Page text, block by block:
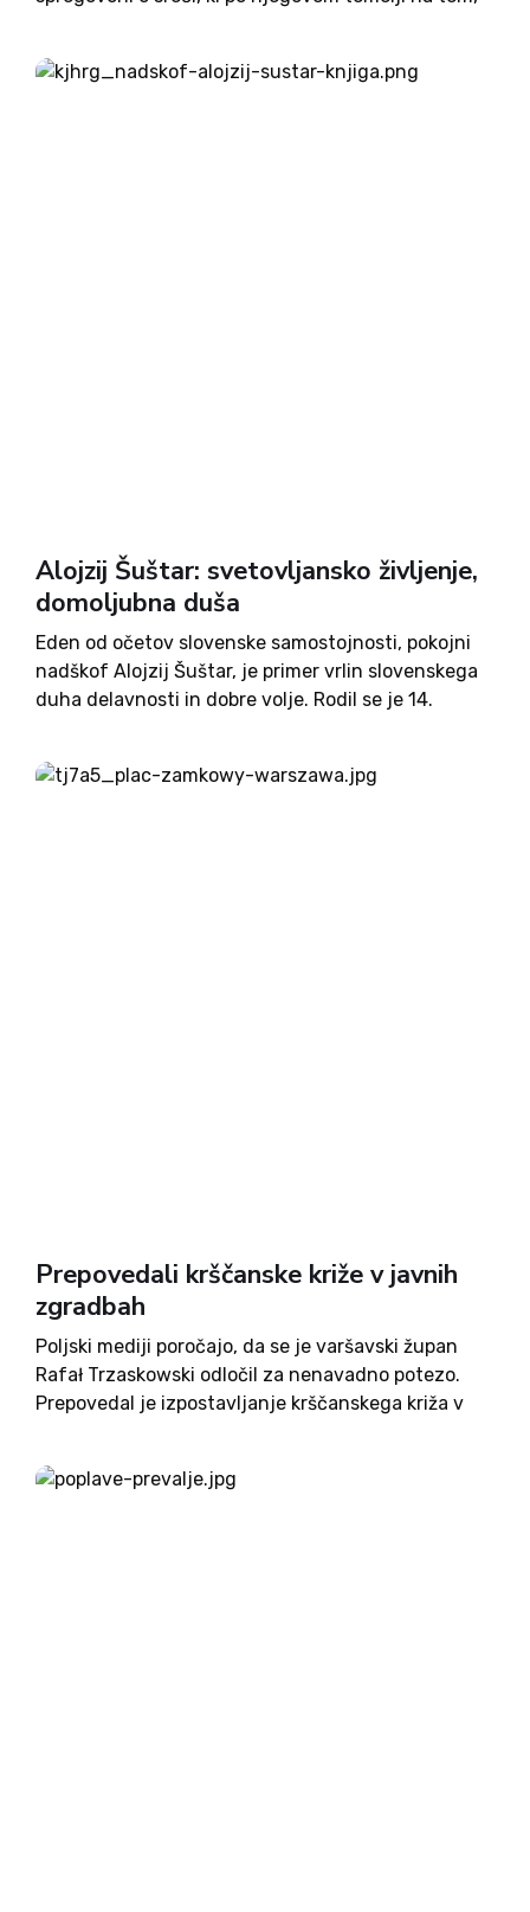
je. Odraščal je na kmetih, skupaj s petimi brati,
starimi starši ter...
Alojzij Šuštar: svetovljansko življenje,
domoljubna duša
Eden od očetov slovenske samostojnosti, pokojni
nadškof Alojzij Šuštar, je primer vrlin slovenskega
duha delavnosti in dobre volje. Rodil se je 14.
danes del župnije Trebnje. Prvi od desetih otrok
Alojzija in...
Prepovedali krščanske križe v javnih
zgradbah
Poljski mediji poročajo, da se je varšavski župan
Rafał Trzaskowski odločil za nenavadno potezo.
Prepovedal je izpostavljanje krščanskega križa v
globalne kritike. Varšavski levičarski župan Rafał
Trzaskowski, ki je nedavno prepovedal...